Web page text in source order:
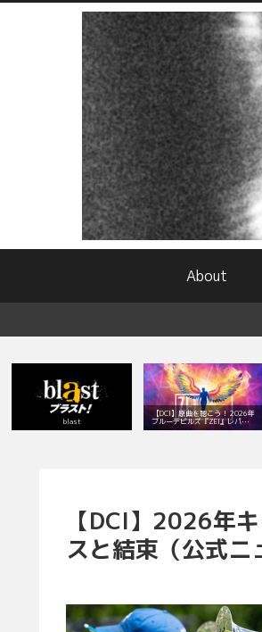
About
blast
【DCI】原曲を聴こう！ 2026年
ブルーデビルズ『ZEI』レパート
リー！
【DCI】2026年
スと結束（公式ニ